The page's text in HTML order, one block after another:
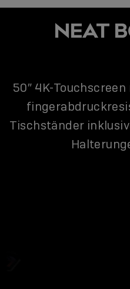
NEAT
50″ 4K-
Tischständer